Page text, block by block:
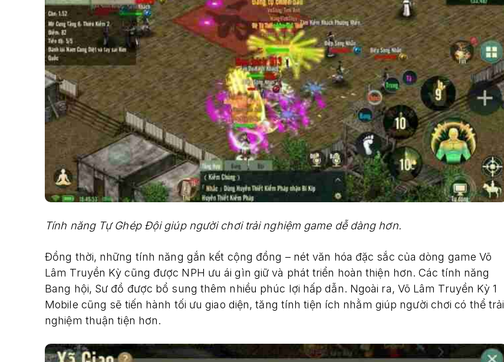
Tính năng Tự Ghép Đội giúp người chơi trải nghiệm game dễ dàng hơn.
Đồng thời, những tính năng gắn kết cộng đồng – nét văn hóa đặc sắc của dòng game Võ
Lâm Truyền Kỳ cũng được NPH ưu ái gìn giữ và phát triển hoàn thiện hơn. Các tính năng
Bang hội, Sư đồ được bổ sung thêm nhiều phúc lợi hấp dẫn. Ngoài ra, Võ Lâm Truyền Kỳ 1
Mobile cũng sẽ tiến hành tối ưu giao diện, tăng tính tiện ích nhằm giúp người chơi có thể trải
nghiệm thuận tiện hơn.